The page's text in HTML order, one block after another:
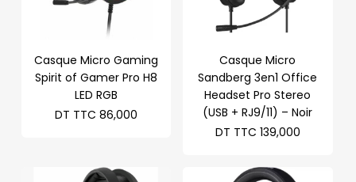
Casque Micro Gaming
Spirit of Gamer Pro H8
LED RGB
DT TTC 86,000
Casque Micro
Sandberg 3en1 Office
Headset Pro Stereo
(USB + RJ9/11) – Noir
DT TTC 139,000